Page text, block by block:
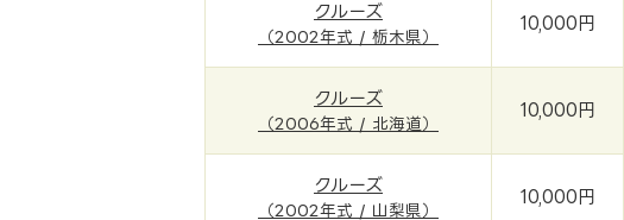
クルーズ
（2002年式 / 栃木県）
10,000円
クルーズ
（2006年式 / 北海道）
10,000円
クルーズ
（2002年式 / 山梨県）
10,000円